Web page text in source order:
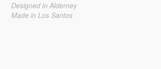
Designed in Alderney
Made in Los Santos